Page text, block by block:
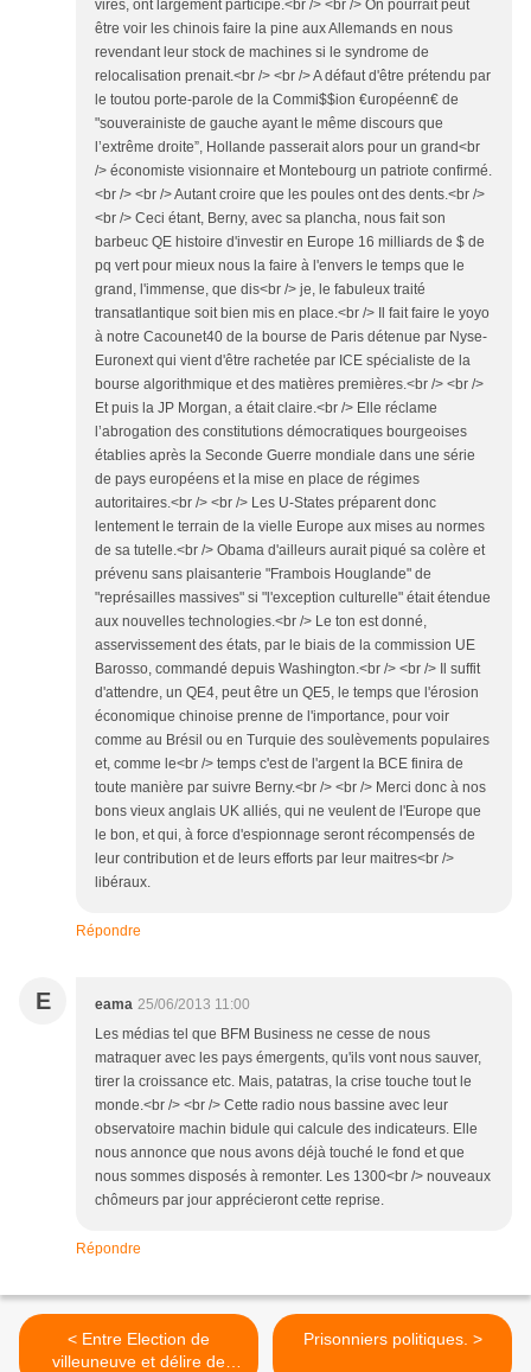
virés, ont largement participé.<br /> <br /> On pourrait peut
être voir les chinois faire la pine aux Allemands en nous
revendant leur stock de machines si le syndrome de
relocalisation prenait.<br /> <br /> A défaut d'être prétendu par
le toutou porte-parole de la Commi$$ion €uropéenn€ de
"souverainiste de gauche ayant le même discours que
l’extrême droite”, Hollande passerait alors pour un grand<br
/> économiste visionnaire et Montebourg un patriote confirmé.
<br /> <br /> Autant croire que les poules ont des dents.<br />
<br /> Ceci étant, Berny, avec sa plancha, nous fait son
barbeuc QE histoire d'investir en Europe 16 milliards de $ de
pq vert pour mieux nous la faire à l'envers le temps que le
grand, l'immense, que dis<br /> je, le fabuleux traité
transatlantique soit bien mis en place.<br /> Il fait faire le yoyo
à notre Cacounet40 de la bourse de Paris détenue par Nyse-
Euronext qui vient d'être rachetée par ICE spécialiste de la
bourse algorithmique et des matières premières.<br /> <br />
Et puis la JP Morgan, a était claire.<br /> Elle réclame
l’abrogation des constitutions démocratiques bourgeoises
établies après la Seconde Guerre mondiale dans une série
de pays européens et la mise en place de régimes
autoritaires.<br /> <br /> Les U-States préparent donc
lentement le terrain de la vielle Europe aux mises au normes
de sa tutelle.<br /> Obama d'ailleurs aurait piqué sa colère et
prévenu sans plaisanterie "Frambois Houglande" de
"représailles massives" si "l'exception culturelle" était étendue
aux nouvelles technologies.<br /> Le ton est donné,
asservissement des états, par le biais de la commission UE
Barosso, commandé depuis Washington.<br /> <br /> Il suffit
d'attendre, un QE4, peut être un QE5, le temps que l'érosion
économique chinoise prenne de l'importance, pour voir
comme au Brésil ou en Turquie des soulèvements populaires
et, comme le<br /> temps c'est de l'argent la BCE finira de
toute manière par suivre Berny.<br /> <br /> Merci donc à nos
bons vieux anglais UK alliés, qui ne veulent de l'Europe que
le bon, et qui, à force d'espionnage seront récompensés de
leur contribution et de leurs efforts par leur maitres<br />
libéraux.
Répondre
E eama 25/06/2013 11:00
Les médias tel que BFM Business ne cesse de nous
matraquer avec les pays émergents, qu'ils vont nous sauver,
tirer la croissance etc. Mais, patatras, la crise touche tout le
monde.<br /> <br /> Cette radio nous bassine avec leur
observatoire machin bidule qui calcule des indicateurs. Elle
nous annonce que nous avons déjà touché le fond et que
nous sommes disposés à remonter. Les 1300<br /> nouveaux
chômeurs par jour apprécieront cette reprise.
Répondre
< Entre Election de
villeuneuve et délire de
Prisonniers politiques. >